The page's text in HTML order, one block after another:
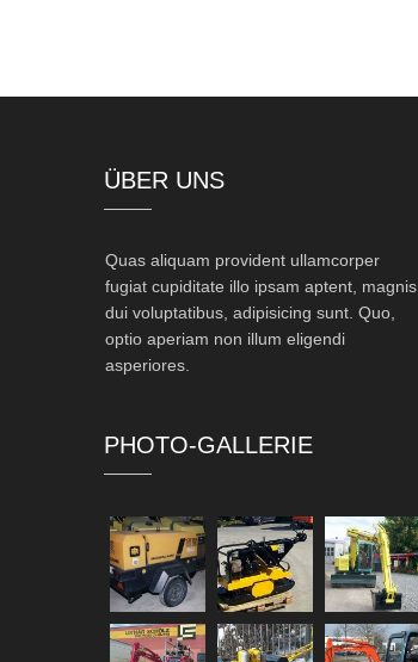
ÜBER UNS
Quas aliquam provident ullamcorper
fugiat cupiditate illo ipsam aptent, magnis,
dui voluptatibus, adipisicing sunt. Quo,
optio aperiam non illum eligendi
asperiores.
PHOTO-GALLERIE